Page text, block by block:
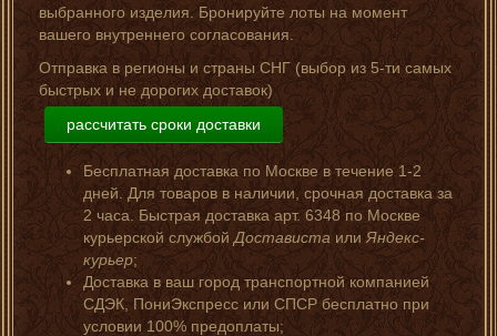
выбранного изделия. Бронируйте лоты на момент
вашего внутреннего согласования.
Отправка в регионы и страны СНГ (выбор из 5-ти самых
быстрых и не дорогих доставок)
рассчитать сроки доставки
Бесплатная доставка по Москве в течение 1-2
дней. Для товаров в наличии, срочная доставка за
2 часа. Быстрая доставка арт. 6348 по Москве
курьерской службой ДоставистаилиЯндекс-
курьер;
Доставка в ваш город транспортной компанией
СДЭК, ПониЭкспресс или СПСР бесплатно при
условии 100% предоплаты;